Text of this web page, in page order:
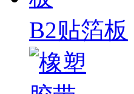
B2贴箔板